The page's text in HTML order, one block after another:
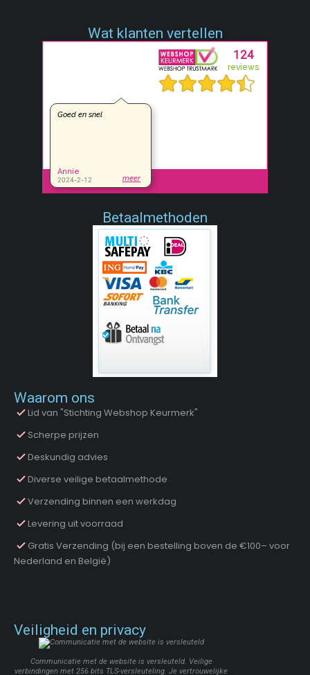
Wat klanten vertellen
Betaalmethoden
Waarom ons
Lid van "Stichting Webshop Keurmerk"
Scherpe prijzen
Deskundig advies
Diverse veilige betaalmethode
Verzending binnen een werkdag
Levering uit voorraad
Gratis Verzending (bij een bestelling boven de €100– voor
Nederland en België)
Veiligheid en privacy
Communicatie met de website is versleuteld. Veilige
verbindingen met 256 bits TLS-versleuteling. Je vertrouwelijke